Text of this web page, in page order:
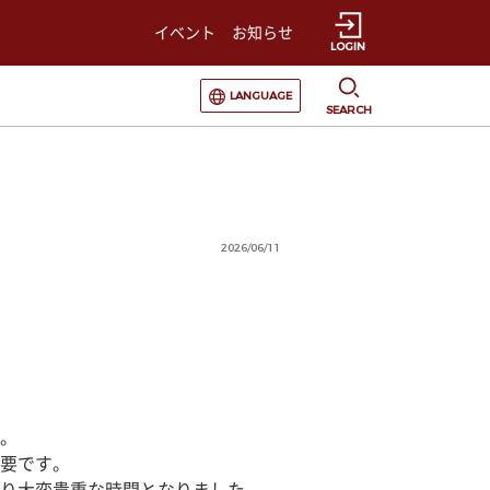
イベント お知らせ
LOGIN
選択すると言語の切替が発生します
LANGUAGE
SEARCH
2026/06/11
です。